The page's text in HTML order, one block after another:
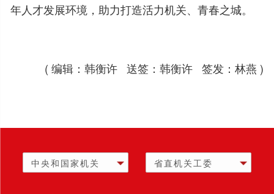
年人才发展环境，助力打造活力机关、青春之城。
( 编辑：韩衡许 送签：韩衡许 签发：林燕 )
中央和国家机关 省直机关工委